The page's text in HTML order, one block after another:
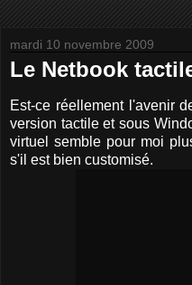
mardi 10 novembre 2009
Le Netbook
Est-ce réellement l'avenir
version tactile et sous
virtuel semble pour moi
s'il est bien customisé.